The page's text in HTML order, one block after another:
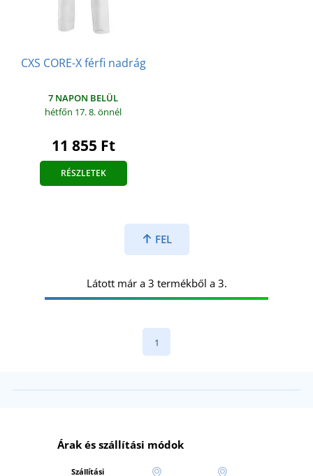
CXS CORE-X férfi nadrág
7 NAPON BELÜL
hétfőn 17. 8.önnél
11 855 Ft
RÉSZLETEK
FEL
Látott már a 3 termékből a 3.
1
Árak és szállítási módok
Szállítási